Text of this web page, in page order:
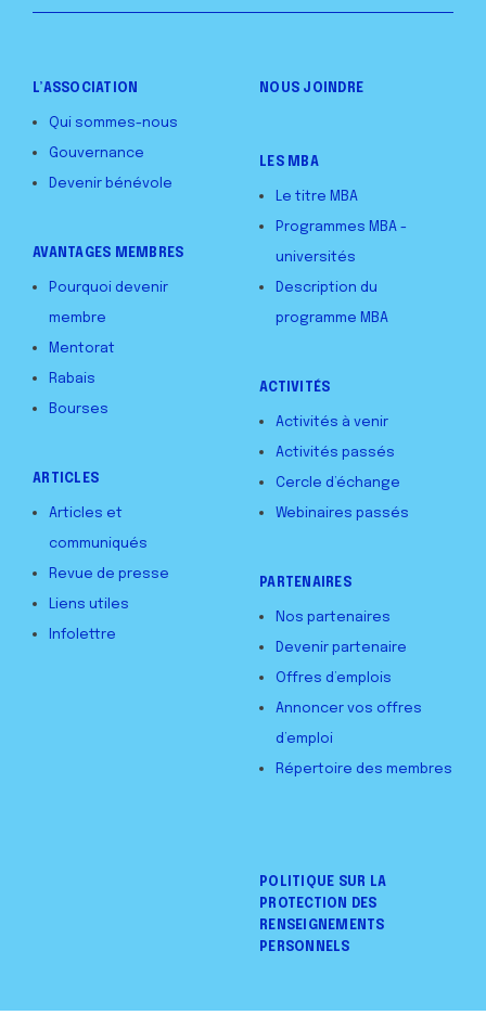
L’ASSOCIATION
Qui sommes-nous
Gouvernance
Devenir bénévole
AVANTAGES MEMBRES
Pourquoi devenir
membre
Mentorat
Rabais
Bourses
ARTICLES
Articles et
communiqués
Revue de presse
Liens utiles
Infolettre
NOUS JOINDRE
LES MBA
Le titre MBA
Programmes MBA -
universités
Description du
programme MBA
ACTIVITÉS
Activités à venir
Activités passés
Cercle d’échange
Webinaires passés
PARTENAIRES
Nos partenaires
Devenir partenaire
Offres d’emplois
Annoncer vos offres
d’emploi
Répertoire des membres
POLITIQUE SUR LA
PROTECTION DES
RENSEIGNEMENTS
PERSONNELS